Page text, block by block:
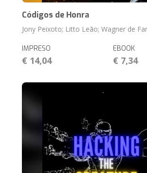
Códigos de Honra
Jony Peixoto; Litto Leão; Wagner de
IMPRESO
€ 14,04
EBOOK
€ 7,34